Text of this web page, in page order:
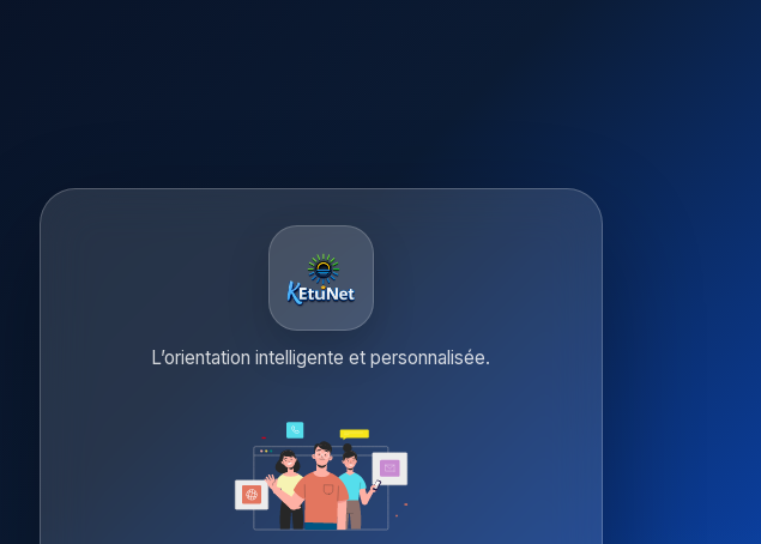
L’orientation intelligente et personnalisée.